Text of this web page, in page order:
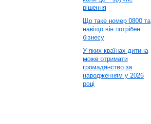
рішення
Що таке номер 0800 та
навіщо він потрібен
бізнесу
У яких країнах дитина
може отримати
громадянство за
народженням у 2026
році